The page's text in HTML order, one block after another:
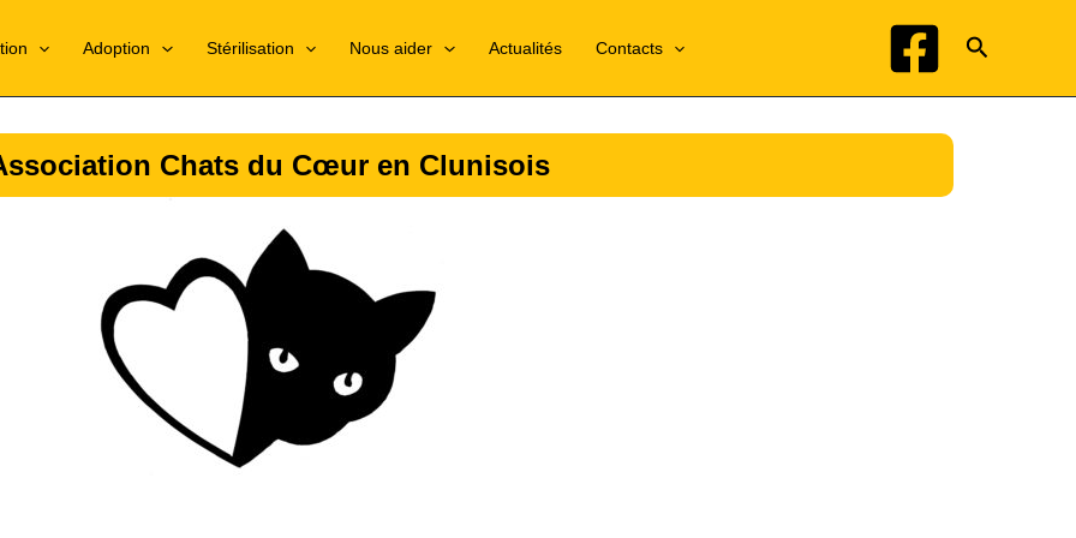
Adoption Stérilisation Nous aider Actualités Contacts
Chats du Cœur en Clunisois